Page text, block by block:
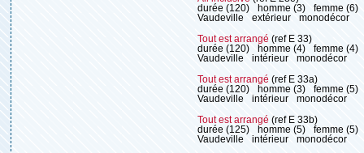
durée (120)
homme (3)
femme (6)
Vaudeville
extérieur monodécor
Tout est arrangé (ref E 33)
durée (120)
homme (4)
femme (4)
Vaudeville
intérieur monodécor
Tout est arrangé (ref E 33a)
durée (120)
homme (3)
femme (5)
Vaudeville
intérieur monodécor
Tout est arrangé (ref E 33b)
durée (125)
homme (5)
femme (5)
Vaudeville
intérieur monodécor